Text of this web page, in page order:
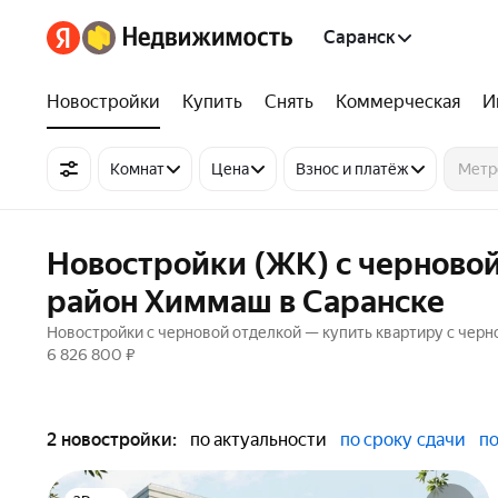
Саранск
Новостройки Купить Снять Коммерческая
Комнат Цена Взнос и платёж
Новостройки (ЖК) с
район Химмаш в Саранске
Новостройки с черновой отделкой — купить квартиру с
6 826 800 ₽
2 новостройки: по актуальности по сроку сдачи